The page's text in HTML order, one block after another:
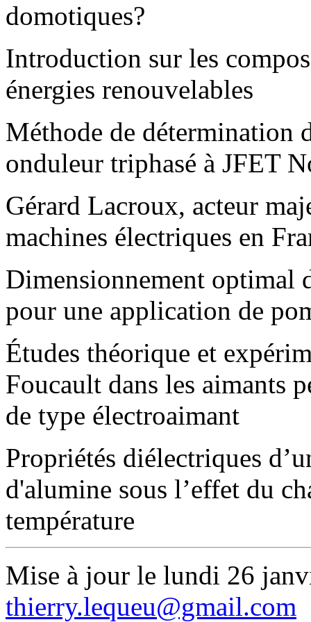
domotiques?
Introduction sur les
énergies renouvelables
Méthode de détermination
onduleur triphasé à JFET
Gérard Lacroux, acteur
machines électriques en
Dimensionnement optimal
pour une application de
Études théorique et
Foucault dans les aimants
de type électroaimant
Propriétés diélectriques
d'alumine sous l’effet du
température
Mise à jour le lundi 26
thierry.lequeu@gmail.com